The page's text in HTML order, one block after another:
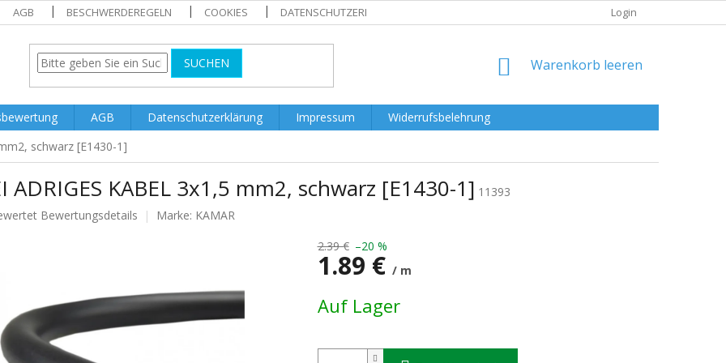
AGB BESCHWERDEREGELN COOKIES DATENSCHUTZERKLÄRUNG Login
SUCHEN WARENKORB
Warenkorb leeren
AGB Datenschutzerklärung Impressum
Widerrufsbelehrung
schwarz [E1430-1]
ADRIGES KABEL 3x1,5 mm2, schwarz [E1430-1] 11393
Bewertungsdetails Marke: KAMAR
2.39 € –20 %
1.89 € / m
Auf Lager